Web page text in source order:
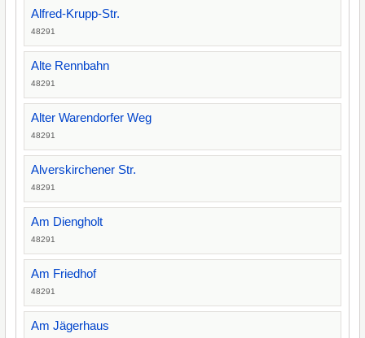
Alfred-Krupp-Str.
48291
Alte Rennbahn
48291
Alter Warendorfer Weg
48291
Alverskirchener Str.
48291
Am Diengholt
48291
Am Friedhof
48291
Am Jägerhaus